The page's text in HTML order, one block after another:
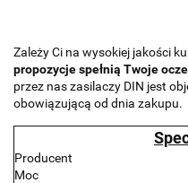
Zależy Ci na wysokiej jakości
propozycje spełnią Twoje
przez nas zasilaczy DIN jest
obowiązującą od dnia zakupu.
Producent
Moc